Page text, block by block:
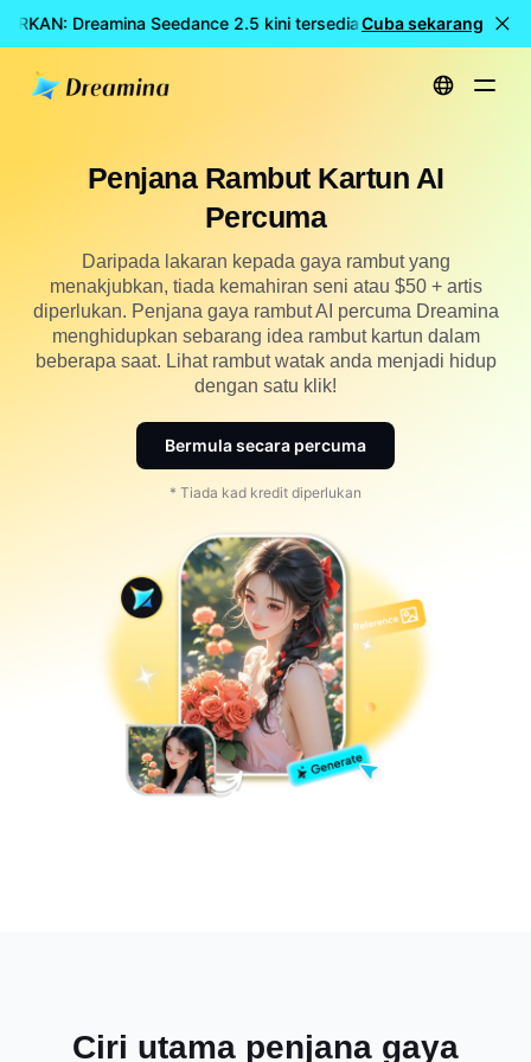
Dreamina Seedance 2.5 kini tersedia 🎉 Model
Cuba sekarang
Utama Cipta Penjana Rambut Kartun AI Percuma
Penjana Rambut Kartun AI
Percuma
Daripada lakaran kepada gaya rambut yang
menakjubkan, tiada kemahiran seni atau $50 + artis
diperlukan. Penjana gaya rambut AI percuma Dreamina
menghidupkan sebarang idea rambut kartun dalam
beberapa saat. Lihat rambut watak anda menjadi hidup
dengan satu klik!
Bermula secara percuma
* Tiada kad kredit diperlukan
Ciri utama penjana gaya